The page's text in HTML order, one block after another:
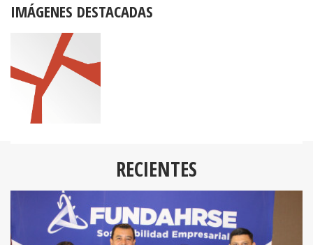
IMÁGENES DESTACADAS
RECIENTES